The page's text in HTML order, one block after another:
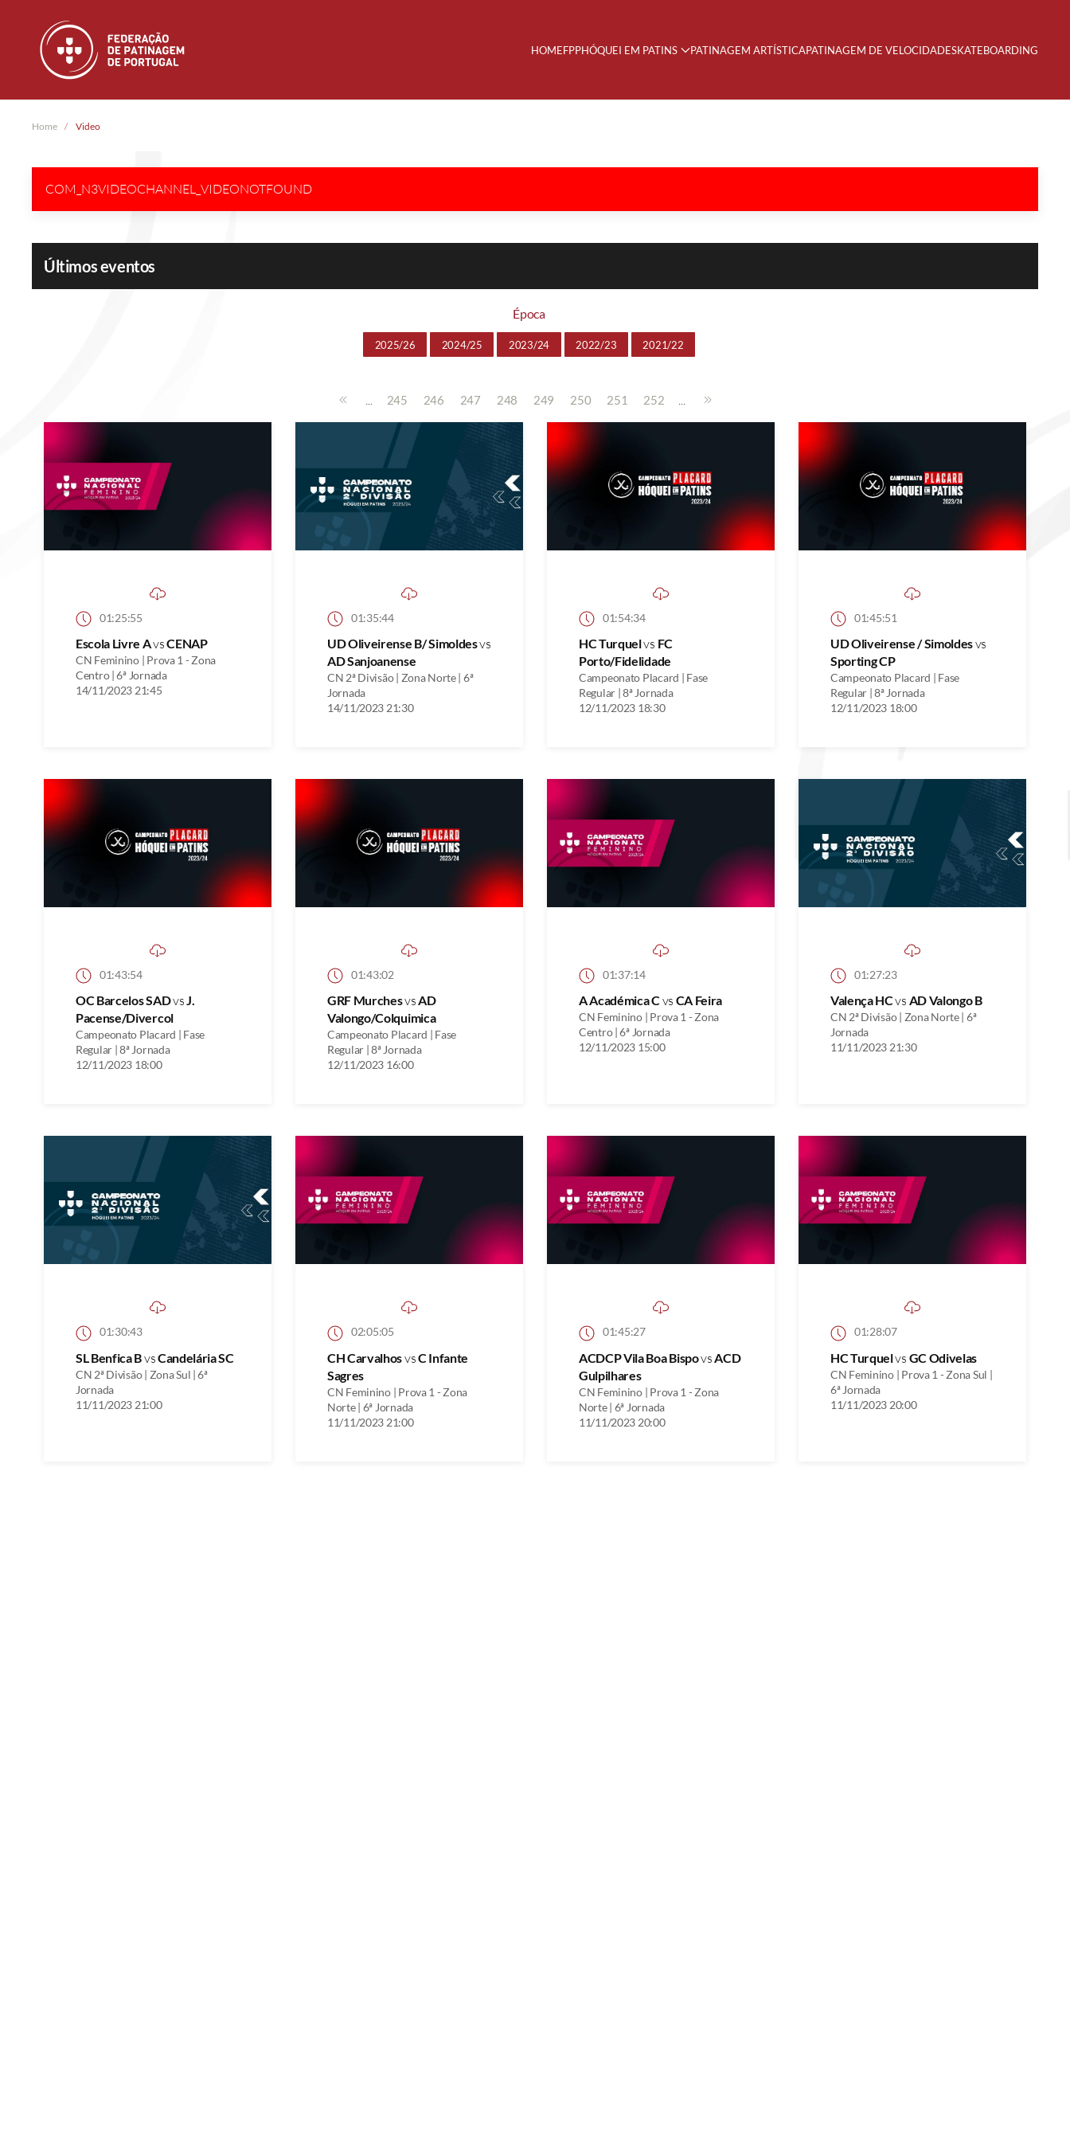
Skip to main content HOMEFPPHÓQUEI EM PATINS PATINAGEM ARTÍSTICAPATINAGEM DE VELOCIDADESKATEBOARDING
Home Video
COM_N3VIDEOCHANNEL_VIDEONOTFOUND
Últimos eventos
Época
2025/26 2024/25 2023/24 2022/23 2021/22
... 245 246 247 248 249 250 251 252 ...
01:25:55
Escola Livre AvsCENAP
CN Feminino | Prova 1 - Zona
Centro | 6ª Jornada
14/11/2023 21:45
01:35:44
UD Oliveirense B/ Simoldesvs
AD Sanjoanense
CN 2ª Divisão | Zona Norte | 6ª
Jornada
14/11/2023 21:30
01:54:34
HC Turquelvs FC
Porto/Fidelidade
Campeonato Placard | Fase
Regular | 8ª Jornada
12/11/2023 18:30
01:45:51
UD Oliveirense / Simoldesvs
Sporting CP
Campeonato Placard | Fase
Regular | 8ª Jornada
12/11/2023 18:00
01:43:54
OC Barcelos SADvsJ.
Pacense/Divercol
Campeonato Placard | Fase
Regular | 8ª Jornada
12/11/2023 18:00
01:43:02
GRF MurchesvsAD
Valongo/Colquimica
Campeonato Placard | Fase
Regular | 8ª Jornada
12/11/2023 16:00
01:37:14
A Académica Cvs CA Feira
CN Feminino | Prova 1 - Zona
Centro | 6ª Jornada
12/11/2023 15:00
01:27:23
Valença HCvs AD Valongo B
CN 2ª Divisão | Zona Norte | 6ª
Jornada
11/11/2023 21:30
01:30:43
SL Benfica BvsCandelária SC
CN 2ª Divisão | Zona Sul | 6ª
Jornada
11/11/2023 21:00
02:05:05
CH CarvalhosvsC Infante
Sagres
CN Feminino | Prova 1 - Zona
Norte | 6ª Jornada
11/11/2023 21:00
01:45:27
ACDCP Vila Boa BispovsACD
Gulpilhares
CN Feminino | Prova 1 - Zona
Norte | 6ª Jornada
11/11/2023 20:00
01:28:07
HC Turquelvs GC Odivelas
CN Feminino | Prova 1 - Zona Sul |
6ª Jornada
11/11/2023 20:00